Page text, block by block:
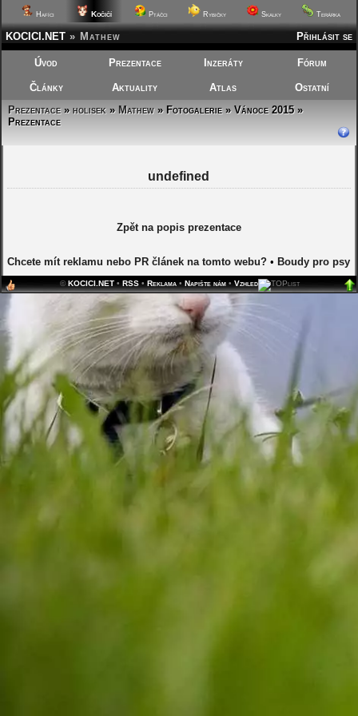
Hafíci Kočičí Ptáčci Rybičky Skalky Terárka
Přihlásit se
KOCICI.NET » Mathew
Úvod Prezentace Inzeráty Fórum
Články Aktuality Atlas
Ostatní
Prezentace»holisek » Mathew» Fotogalerie » Vánoce 2015 »
Prezentace
undefined
Zpět na popis prezentace
Chcete mít reklamu nebo PR článek na tomto webu? • Boudy pro psy
©KOCICI.NET •RSS •Reklama •Napište nám •Vzhled